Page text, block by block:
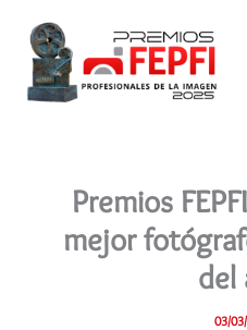
contenido
Premios
mejor
del
03/